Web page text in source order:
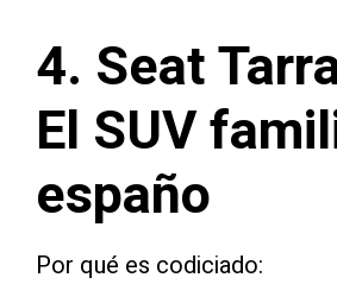
4. Seat
El SUV
españo
Por qué es codiciado: